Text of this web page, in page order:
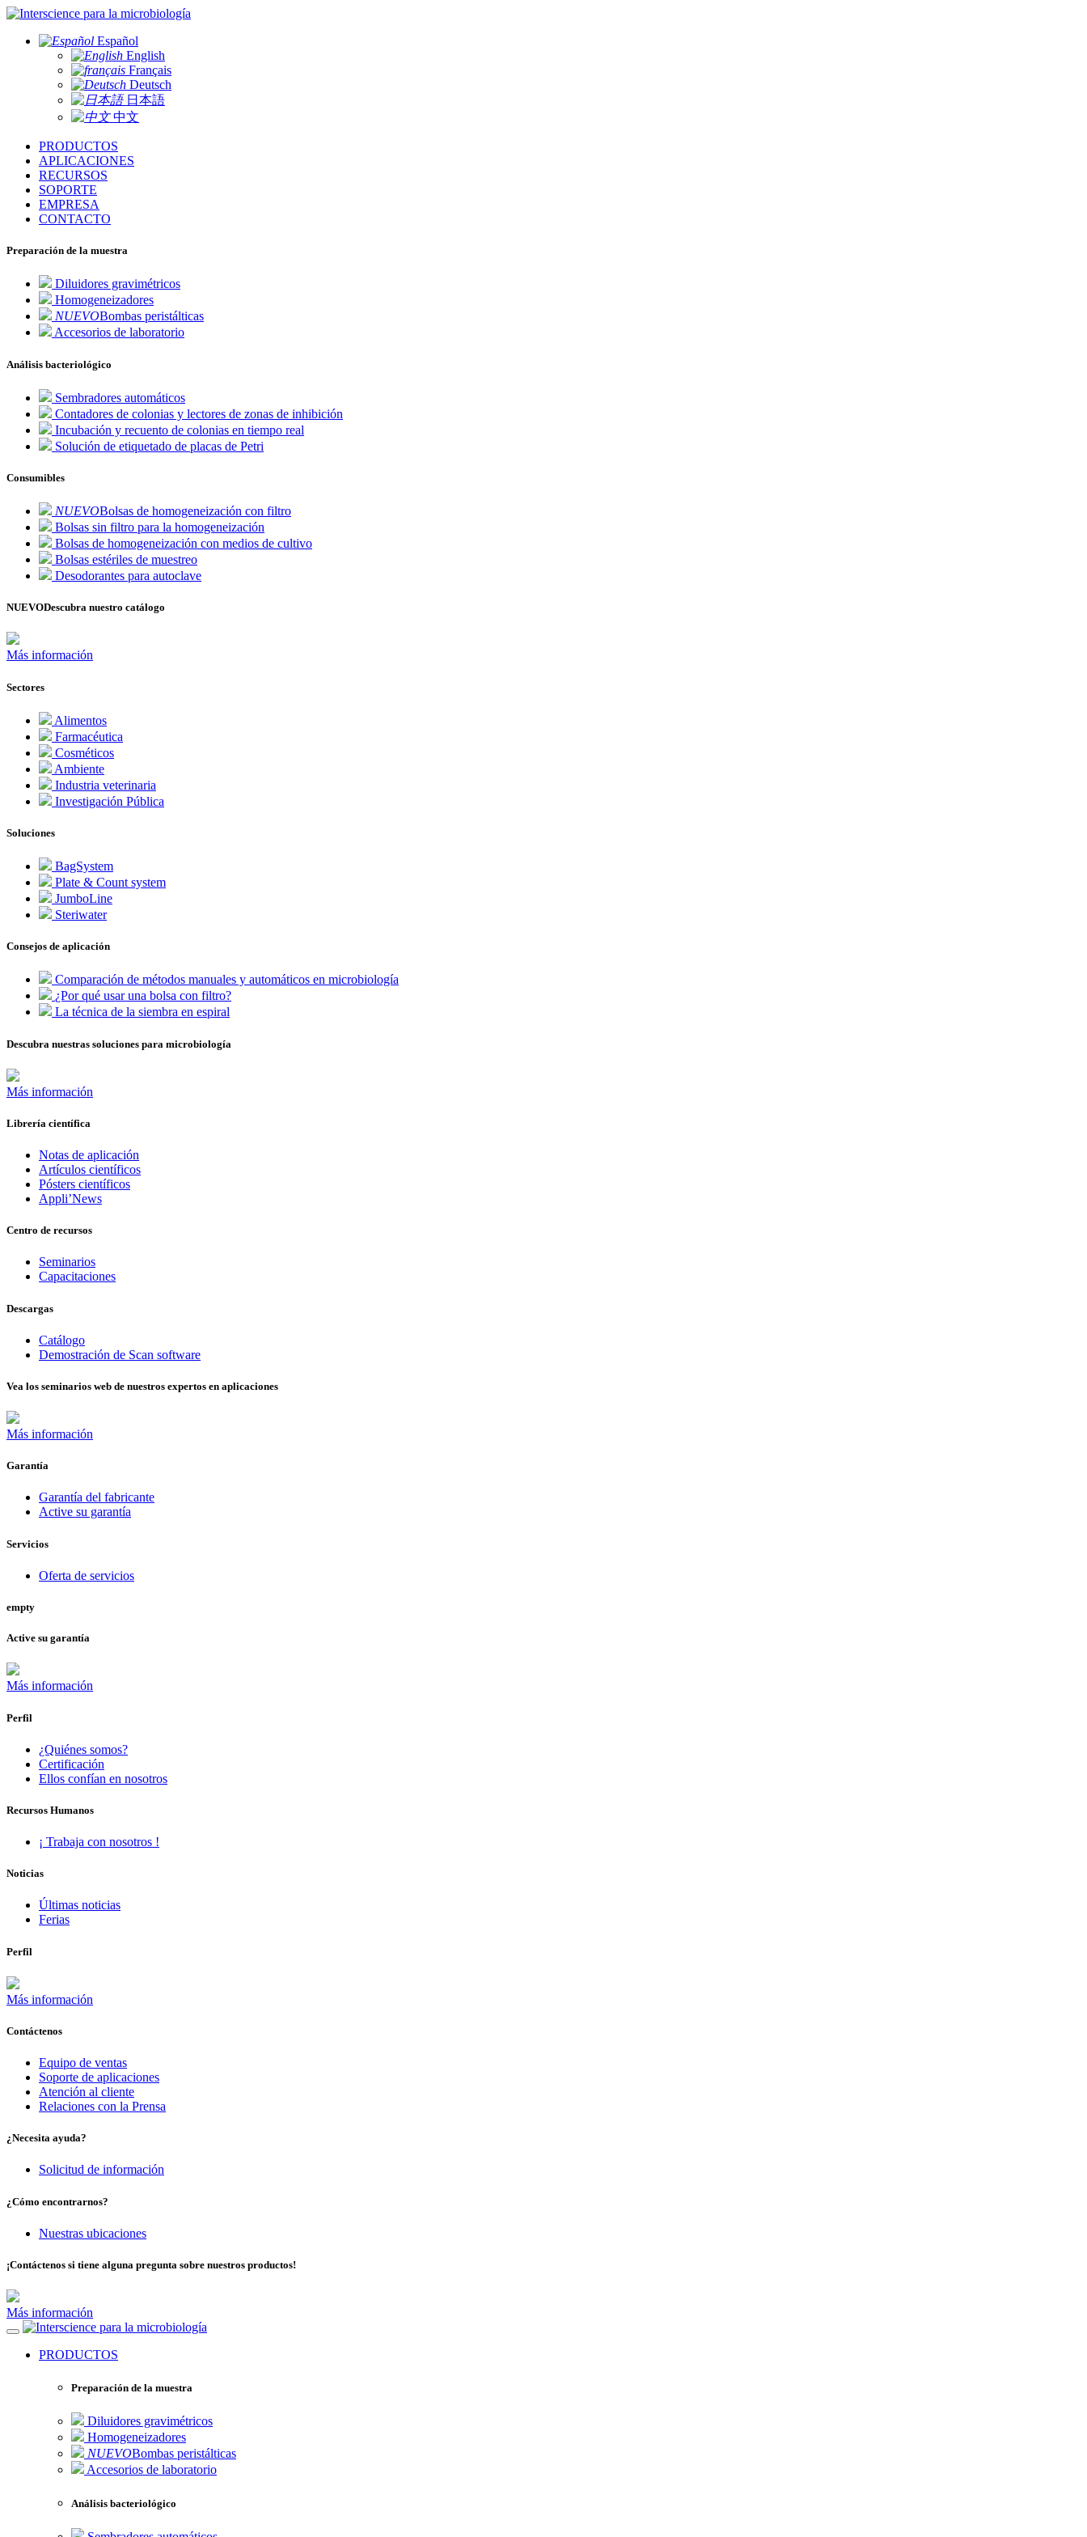
para la microbiología
Español
English
Français
Deutsch
日本語
中文
PRODUCTOS
APLICACIONES
RECURSOS
SOPORTE
EMPRESA
CONTACTO
Preparación de la muestra
Diluidores gravimétricos
Homogeneizadores
NUEVOBombas peristálticas
Accesorios de laboratorio
Análisis bacteriológico
Sembradores automáticos
Contadores de colonias y lectores de zonas de inhibición
Incubación y recuento de colonias en tiempo real
Solución de etiquetado de placas de Petri
Consumibles
NUEVOBolsas de homogeneización con filtro
Bolsas sin filtro para la homogeneización
Bolsas de homogeneización con medios de cultivo
Bolsas estériles de muestreo
Desodorantes para autoclave
NUEVODescubra nuestro catálogo
Más información
Sectores
Alimentos
Farmacéutica
Cosméticos
Ambiente
Industria veterinaria
Investigación Pública
Soluciones
BagSystem
Plate & Count system
JumboLine
Steriwater
Consejos de aplicación
Comparación de métodos manuales y automáticos en microbiología
¿Por qué usar una bolsa con filtro?
La técnica de la siembra en espiral
Descubra nuestras soluciones para microbiología
Más información
Librería científica
Notas de aplicación
Artículos científicos
Pósters científicos
Appli’News
Centro de recursos
Seminarios
Capacitaciones
Descargas
Catálogo
Demostración de Scan software
Vea los seminarios web de nuestros expertos en aplicaciones
Más información
Garantía
Garantía del fabricante
Active su garantía
Servicios
Oferta de servicios
empty
Active su garantía
Más información
Perfil
¿Quiénes somos?
Certificación
Ellos confían en nosotros
Recursos Humanos
¡ Trabaja con nosotros !
Noticias
Últimas noticias
Ferias
Perfil
Más información
Contáctenos
Equipo de ventas
Soporte de aplicaciones
Atención al cliente
Relaciones con la Prensa
¿Necesita ayuda?
Solicitud de información
¿Cómo encontrarnos?
Nuestras ubicaciones
¡Contáctenos si tiene alguna pregunta sobre nuestros productos!
Más información
para la microbiología
PRODUCTOS
Preparación de la muestra
Diluidores gravimétricos
Homogeneizadores
NUEVOBombas peristálticas
Accesorios de laboratorio
Análisis bacteriológico